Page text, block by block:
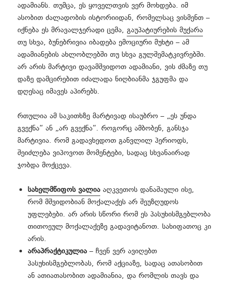
ადამიანს. თუმცა, ეს ყოველთვის ვერ მოხდება. იმ
ასობით ძალადობის ისტორიიდან, რომელსაც ვისმენთ –
იქნება ეს მრავალჯერადი ცემა,გაუპატიურების მუქარა
თუ სხვა, ბუნებრივია იბადება ემოციური მუხტი – ამ
ადამიანების ახლობლებში თუ სხვა გულშემატკივრებში.
არ არის მარტივი დავამშვიდოთ ადამიანი, ვის ძმაზე თუ
დაზე დამცირებით იძალადა ნიღბიანმა ჯგუფმა და
დღესაც იმავეს აპირებს.
რთულია ამ საკითხზე მარტივად ისაუბრო – „ეს უნდა
გვექნა“ ან „არ გვექნა“. როგორც ამბობენ, განსჯა
მარტივია. რომ გადავხედოთ განვლილ პერიოდს,
შეიძლება ვიპოვოთ მომენტები, სადაც სხვანაირად
ჯობდა მოქცევა.
სახელმწიფოს ვალია აღკვეთოს დანაშაული ისე,
რომ მშვიდობიან მოქალაქეს არ შეუზღუდოს
უფლებები. არ არის სწორი რომ ეს პასუხისმგებლობა
თითოეულ მოქალაქეზე გადავიტანოთ. სახიფათოც კი
არის.
არაპრაქტიკულია – ჩვენ ვერ ავიღებთ
პასუხისმგებლობას, რომ აქციაზე, სადაც ათასობით
ან ათიათასობით ადამიანია, და რომლის თავს და